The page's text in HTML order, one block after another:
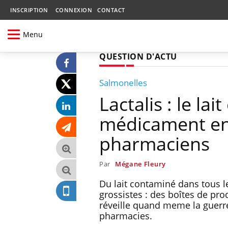
INSCRIPTION CONNEXION CONTACT
Menu
QUESTION D'ACTU
Salmonelles
Lactalis : le
médicament
pharmaciens
Par Mégane Fleury
Du lait contaminé dans tous
grossistes : des boîtes de
réveille quand meme la
pharmacies.